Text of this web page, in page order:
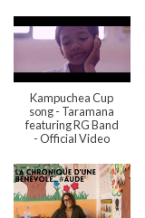
Kampuchea Cup
song - Taramana
featuring RG Band
- Official Video